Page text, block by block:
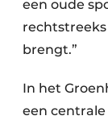
een oude
brengt.”
In het
een centrale